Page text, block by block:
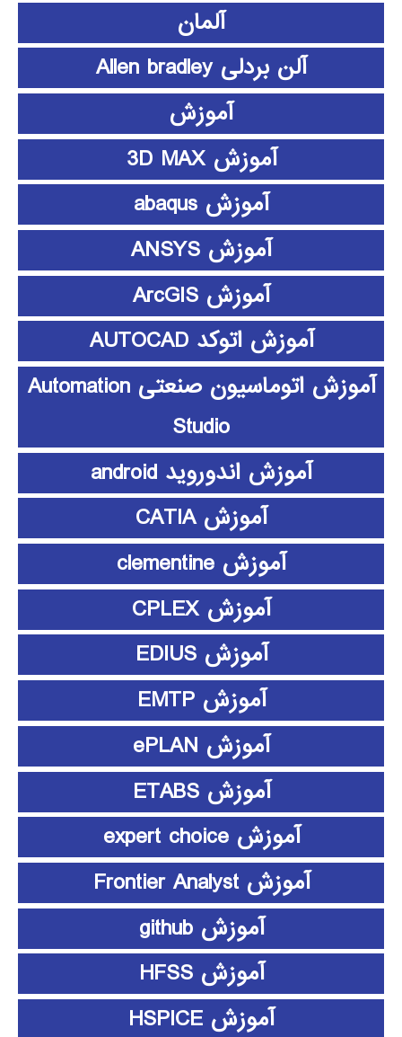
آلمان
آلن بردلی Allen bradley
آموزش
آموزش 3D MAX
آموزش abaqus
آموزش ANSYS
آموزش ArcGIS
آموزش اتوکد AUTOCAD
آموزش اتوماسیون صنعتی Automation
Studio
آموزش اندوروید android
آموزش CATIA
آموزش clementine
آموزش CPLEX
آموزش EDIUS
آموزش EMTP
آموزش ePLAN
آموزش ETABS
آموزش expert choice
آموزش Frontier Analyst
آموزش github
آموزش HFSS
آموزش HSPICE